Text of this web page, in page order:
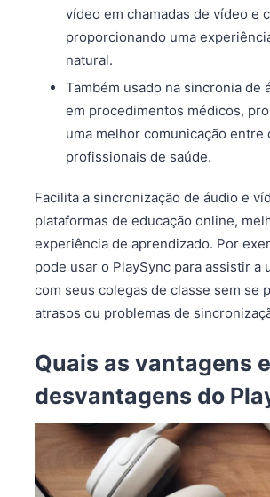
vídeo em chamadas de vídeo e
proporcionando uma
natural.
Também usado na sincronia de
em procedimentos médicos,
uma melhor comunicação entre
profissionais de saúde.
Facilita a sincronização de áudio e
plataformas de educação online,
experiência de aprendizado. Por
pode usar o PlaySync para assistir a
com seus colegas de classe sem se
atrasos ou problemas de
Quais as vantagens e
desvantagens do